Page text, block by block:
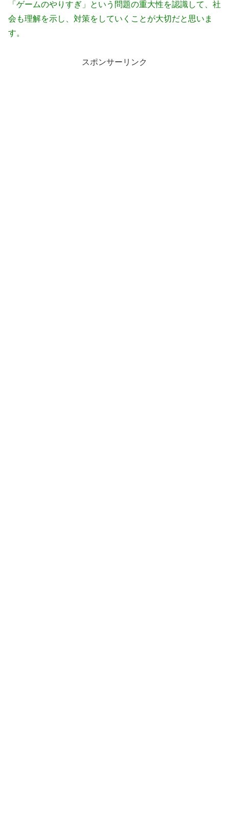
「ゲームのやりすぎ」という問題の重大性を認識して、社
会も理解を示し、対策をしていくことが大切だと思いま
す。
スポンサーリンク